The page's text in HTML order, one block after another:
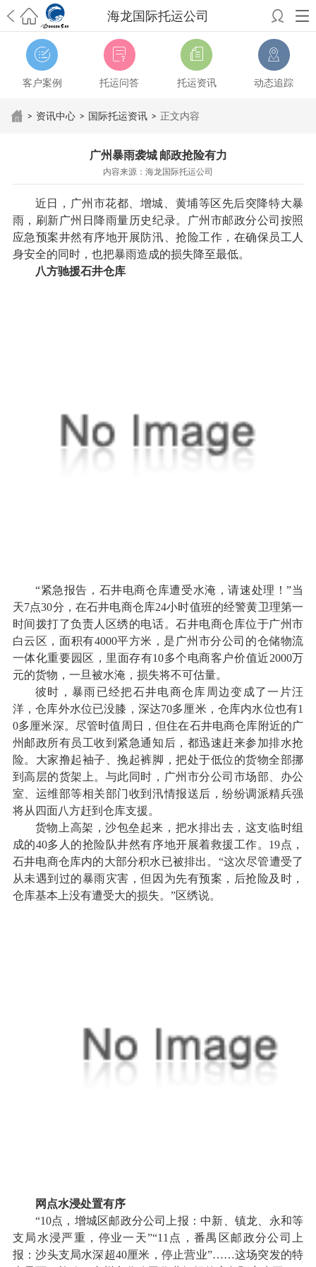
海龙国际托运公司
希望邮寄国际包裹顺利，从广州市国际快递邮寄到新西兰哪个公司好？
澳洲海运搬家回广州报关清关要怎么做？注意事项有哪些？
青岛市国际
搬家服务到美国，搬家公司有哪些搬家方案？大连市国际搬家服务到中
国台湾是一种怎样的体验？有人分享搬家经历吗？
从长沙市国际快递邮
寄到韩国有哪些国际快递方式？用哪种好？
法有哪些？具体怎么操作？ 国际搬家：家具海运到奥克兰怎么样能省
影响国际搬家吗？上海搬家到新西兰旺格雷有点不一样
输到澳大利亚，移民如何跨国搬家？上海移民搬家到塞浦路斯，国际搬
从秦皇岛市托运到美国 从重庆市托运到美国从上海市托运到澳大利亚
张家界市托运到美国从厦门市托运到美国 从张家界市托运到美国 从上海
市搬家到英国 从南京市搬家到加拿大 从大连市搬家到英国从佛山市搬家
到美国从北京市搬家到西班牙 从广州市搬家到比利时
客户案例 托运问答 托运资讯 动态追踪
> 资讯中心 > 国际托运资讯 > 正文内容
广州暴雨袭城 邮政抢险有力
内容来源：海龙国际托运公司
近日，广州市花都、增城、黄埔等区先后突降特大暴
雨，刷新广州日降雨量历史纪录。广州市邮政分公司按照
应急预案井然有序地开展防汛、抢险工作，在确保员工人
身安全的同时，也把暴雨造成的损失降至最低。
八方驰援石井仓库
“紧急报告，石井电商仓库遭受水淹，请速处理！”当
天7点30分，在石井电商仓库24小时值班的经警黄卫理第一
时间拨打了负责人区绣的电话。石井电商仓库位于广州市
白云区，面积有4000平方米，是广州市分公司的仓储物流
一体化重要园区，里面存有10多个电商客户价值近2000万
元的货物，一旦被水淹，损失将不可估量。
彼时，暴雨已经把石井电商仓库周边变成了一片汪
洋，仓库外水位已没膝，深达70多厘米，仓库内水位也有1
0多厘米深。尽管时值周日，但住在石井电商仓库附近的广
州邮政所有员工收到紧急通知后，都迅速赶来参加排水抢
险。大家撸起袖子、挽起裤脚，把处于低位的货物全部挪
到高层的货架上。与此同时，广州市分公司市场部、办公
室、运维部等相关部门收到汛情报送后，纷纷调派精兵强
将从四面八方赶到仓库支援。
货物上高架，沙包垒起来，把水排出去，这支临时组
成的40多人的抢险队井然有序地开展着救援工作。19点，
石井电商仓库内的大部分积水已被排出。“这次尽管遭受了
从未遇到过的暴雨灾害，但因为先有预案，后抢险及时，
仓库基本上没有遭受大的损失。”区绣说。
网点水浸处置有序
“10点，增城区邮政分公司上报：中新、镇龙、永和等
支局水浸严重，停业一天”“11点，番禺区邮政分公司上
报：沙头支局水深超40厘米，停止营业”……这场突发的特